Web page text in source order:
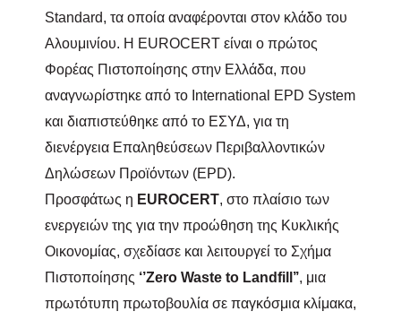
Standard, τα οποία αναφέρονται στον κλάδο του
Αλουμινίου. Η EUROCERT είναι ο πρώτος
Φορέας Πιστοποίησης στην Ελλάδα, που
αναγνωρίστηκε από το International EPD System
και διαπιστεύθηκε από το ΕΣΥΔ, για τη
διενέργεια Επαληθεύσεων Περιβαλλοντικών
Δηλώσεων Προϊόντων (EPD).
Προσφάτως η EUROCERT, στο πλαίσιο των
ενεργειών της για την προώθηση της Κυκλικής
Οικονομίας, σχεδίασε και λειτουργεί το Σχήμα
Πιστοποίησης ‘’Zero Waste to Landfill ’’, μια
πρωτότυπη πρωτοβουλία σε παγκόσμια κλίμακα,